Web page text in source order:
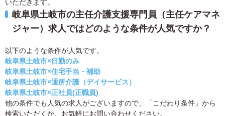
いただきます。
岐阜県土岐市の主任介護支援専門員（主任ケアマネ
ジャー）求人ではどのような条件が人気ですか？
以下のような条件が人気です。
岐阜県土岐市×日勤のみ
岐阜県土岐市×住宅手当・補助
岐阜県土岐市×通所介護（デイサービス）
岐阜県土岐市×正社員(正職員)
他の条件でも人気の求人がございますので、「こだわり条件」から
検索いただくか、お気軽にお問い合わせください。